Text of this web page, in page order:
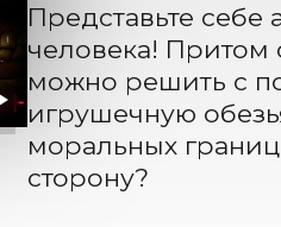
Представьте
человека!
можно решить с
игрушечную
моральных
сторону?